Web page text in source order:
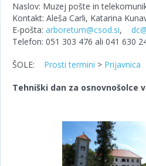
Naslov: Muzej pošte in
Kontakt: Aleša Carli, Katarina
E-pošta: arboretum@csod.si,
Telefon: 051 303 476 ali 041 630
ŠOLE: Prosti termini > Prijavnica
Tehniški dan za osnovnošolce